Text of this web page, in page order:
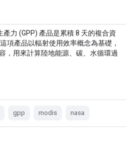
產力 (GPP) 產品是累積 8 天的複合資
項產品以輻射使用效率概念為基礎，
，用來計算陸地能源、碳、水循環過
gpp modis nasa